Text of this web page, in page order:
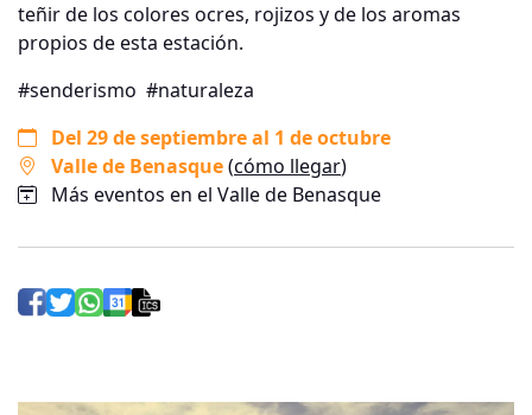
teñir de los colores ocres, rojizos y de los aromas
propios de esta estación.
#senderismo #naturaleza
Del 29 de septiembre al 1 de octubre
Valle de Benasque(cómo llegar)
Más eventos en el Valle de Benasque